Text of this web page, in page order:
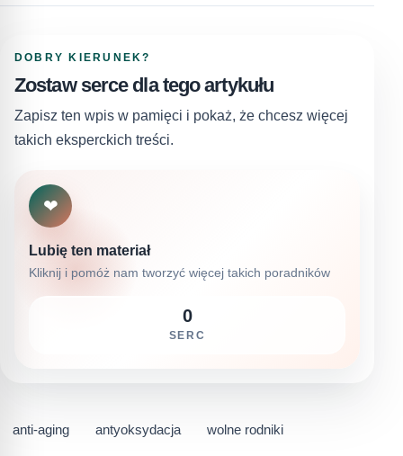
DOBRY KIERUNEK?
Zostaw serce dla tego artykułu
Zapisz ten wpis w pamięci i pokaż, że chcesz więcej
takich eksperckich treści.
❤
Lubię ten materiał
Kliknij i pomóż nam tworzyć więcej takich poradników
0
SERC
anti-aging antyoksydacja wolne rodniki